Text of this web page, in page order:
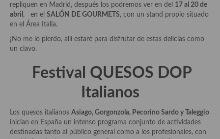
Origen y evolución de la comida
Protocolo y buenas maneras.
Ocio – restaurantes, bares, tabernas
Viajes eno-gastro-turísticos
Prensa
repliquen en Madrid, después los podremos ver en del 17 al 20 de
abril , en el SALÓN DE GOURMETS, con un stand propio situado
en el Área Italia.
¡No me lo pierdo, allí estaré para disfrutar de estas delicias como
un clavo.
Festival QUESOS DOP
Italianos
Los quesos italianos Asiago, Gorgonzola, Pecorino Sardo y Taleggio
inician en España un intenso programa conjunto de actividades
destinadas tanto al público general como a los profesionales, con